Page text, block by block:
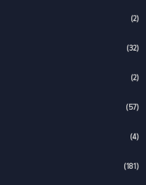
(2)
(32)
(2)
(57)
(4)
(181)